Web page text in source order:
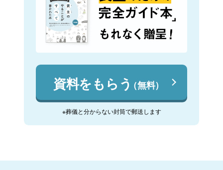
資料をもらう（無料）
※葬儀と分からない封筒で郵送します